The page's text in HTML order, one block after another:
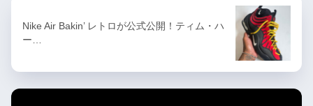
Nike Air Bakin’ レトロが公式公開！ティム・ハ
ー…